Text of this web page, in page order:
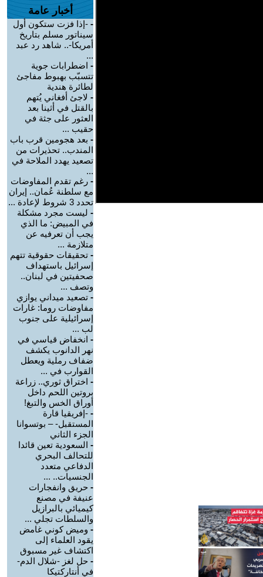
أخبار عامة
- -إذا فزت ستكون أول
سيناتور مسلم بتاريخ
أمريكا-.. شاهد رد عبد
...
- اضطرابات جوية
تتسبّب بهبوط مفاجئ
لطائرة هندية
- لاجئ أفغاني يُتهم
بالقتل في أثينا بعد
العثور على جثة في
حقيب ...
- بعد هجومين قرب باب
المندب.. تحذيرات من
تصعيد يهدد الملاحة في
...
- رغم تقدم المفاوضات
مع سلطنة عُمان.. إيران
تحدد 3 شروط لإعادة ...
- ليست مجرد مشكلة
في المبيض: ما الذي
يجب أن تعرفيه عن
متلازمة ...
- تحقيقات حقوقية تتهم
إسرائيل باستهداف
صحفيتين في لبنان..
وتصف ...
- تصعيد ميداني يوازي
مفاوضات روما: غارات
إسرائيلية على جنوب
لب ...
- انخفاض قياسي في
نهر الدانوب يكشف
ضفاف رملية ويعطل
القوارب في ...
- اختراق ثوري.. زراعة
بروتين اللحم داخل
أوراق الخس والتبغ!
- -إفريقيا قارة
المستقبل- – بوتسوانا
الجزء الثاني
- السعودية تعين قائدا
للتحالف البحري
الدفاعي متعدد
الجنسيات.. ...
- حريق وانفجارات
عنيفة في مصنع
كيميائي بالبرازيل
والسلطات تجلي ...
- وميض كوني غامض
يقود العلماء إلى
اكتشاف غير مسبوق
- حل لغز -شلال الدم-
في أنتاركتيكا